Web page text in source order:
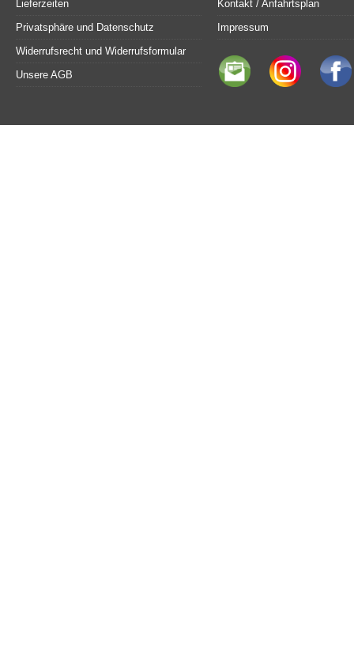
Lieferzeiten
Privatsphäre und Datenschutz
Widerrufsrecht und Widerrufsformular
Unsere AGB
Kontakt / Anfahrtsplan
Impressum